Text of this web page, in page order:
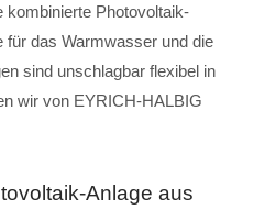
kombinierte Photovoltaik-
für das Warmwasser und die
sind unschlagbar flexibel in
wir von EYRICH-HALBIG
Anlage aus